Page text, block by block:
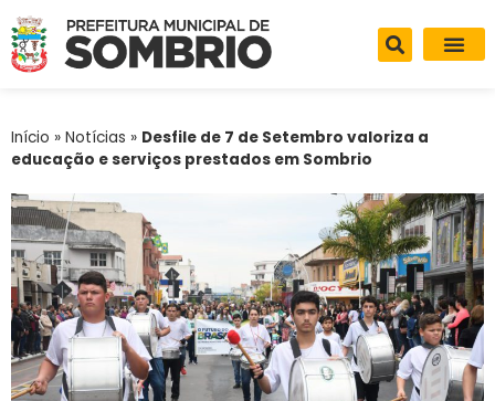
Início » Notícias » Desfile de 7 de Setembro valoriza a
educação e serviços prestados em Sombrio